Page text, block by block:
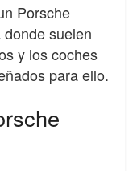
Porsche
suelen
y los coches
para ello.